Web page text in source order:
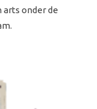
onder de